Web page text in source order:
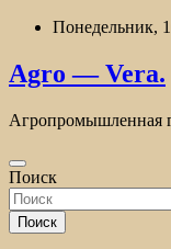
Перейти
содержимому
Понедельник,
Agro — Vera.
Агропромышленная
Поиск
Поиск